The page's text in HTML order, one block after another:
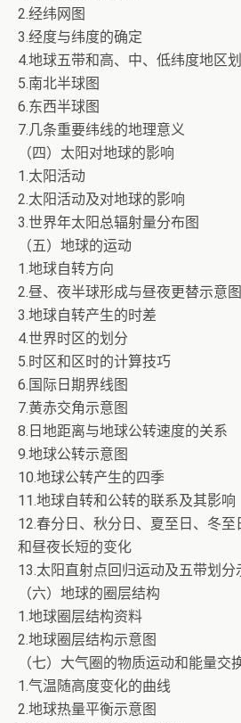
2.经纬网图
3.经度与纬度的确定
4.地球五带和高、中、低纬度地区
5.南北半球图
6.东西半球图
7.几条重要纬线的地理意义
（四）太阳对地球的影响
1.太阳活动
2.太阳活动及对地球的影响
3.世界年太阳总辐射量分布图
（五）地球的运动
1.地球自转方向
2.昼、夜半球形成与昼夜更替示意图
3.地球自转产生的时差
4.世界时区的划分
5.时区和区时的计算技巧
6.国际日期界线图
7.黄赤交角示意图
8.日地距离与地球公转速度的关系
9.地球公转示意图
10.地球公转产生的四季
11.地球自转和公转的联系及其影响
12.春分日、秋分日、夏至日、冬
和昼夜长短的变化
13.太阳直射点回归运动及五带划分
（六）地球的圈层结构
1.地球圈层结构资料
2.地球圈层结构示意图
（七）大气圈的物质运动和能量交
1.气温随高度变化的曲线
2.地球热量平衡示意图